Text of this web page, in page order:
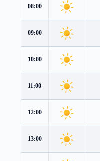
08:00
09:00
10:00
11:00
12:00
13:00